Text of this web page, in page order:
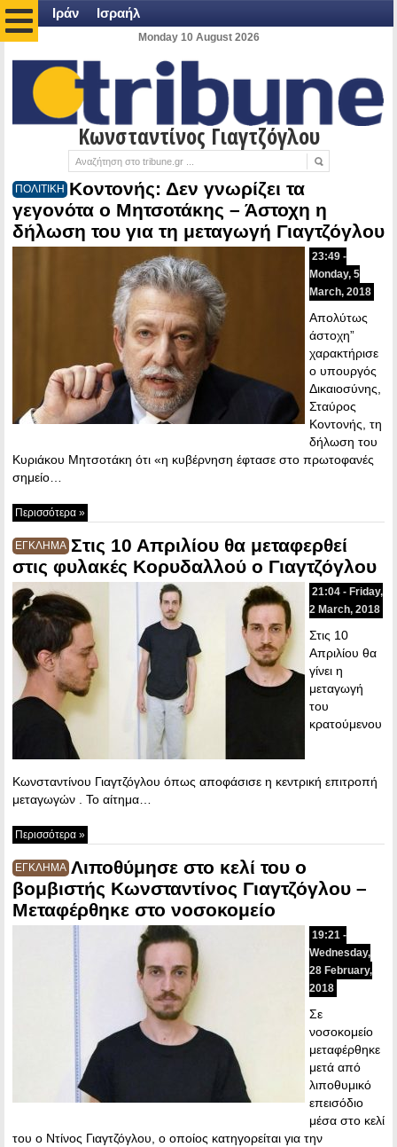
Ιράν Ισραήλ
Monday 10 August 2026
Κωνσταντίνος Γιαγτζόγλου
ΠΟΛΙΤΙΚΗ Kοντονής: Δεν γνωρίζει τα
γεγονότα ο Μητσοτάκης – Άστοχη η
δήλωση του για τη μεταγωγή Γιαγτζόγλου
23:49 -
Monday, 5
March, 2018
Απολύτως
άστοχη”
χαρακτήρισε
ο υπουργός
Δικαιοσύνης,
Σταύρος
Κοντονής, τη
δήλωση του
Κυριάκου Μητσοτάκη ότι «η κυβέρνηση έφτασε στο πρωτοφανές
σημείο…
Περισσότερα »
ΕΓΚΛΗΜΑ Στις 10 Απριλίου θα μεταφερθεί
στις φυλακές Κορυδαλλού ο Γιαγτζόγλου
21:04 - Friday,
2 March, 2018
Στις 10
Απριλίου θα
γίνει η
μεταγωγή
του
κρατούμενου
Κωνσταντίνου Γιαγτζόγλου όπως αποφάσισε η κεντρική επιτροπή
μεταγωγών . Το αίτημα…
Περισσότερα »
ΕΓΚΛΗΜΑ Λιποθύμησε στο κελί του o
βομβιστής Κωνσταντίνος Γιαγτζόγλου –
Μεταφέρθηκε στο νοσοκομείο
19:21 -
Wednesday,
28 February,
2018
Σε
νοσοκομείο
μεταφέρθηκε
μετά από
λιποθυμικό
επεισόδιο
μέσα στο κελί
του ο Ντίνος Γιαγτζόγλου, ο οποίος κατηγορείται για την